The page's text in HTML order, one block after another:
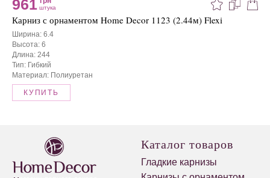
961 штука
Карниз с орнаментом Home Decor 1123 (2.44м) Flexi
Ширина: 6.4
Высота: 6
Длина: 244
Тип: Гибкий
Материал: Полиуретан
КУПИТЬ
Каталог товаров
Гладкие карнизы